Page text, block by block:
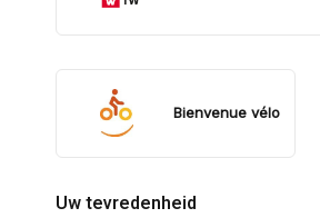
Bienvenue vélo
Uw tevredenheid